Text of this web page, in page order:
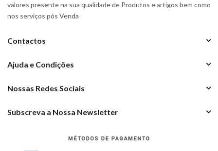
valores presente na sua qualidade de Produtos e artigos bem como
nos serviços pós Venda
Contactos
Ajuda e Condições
Nossas Redes Sociais
Subscreva a Nossa Newsletter